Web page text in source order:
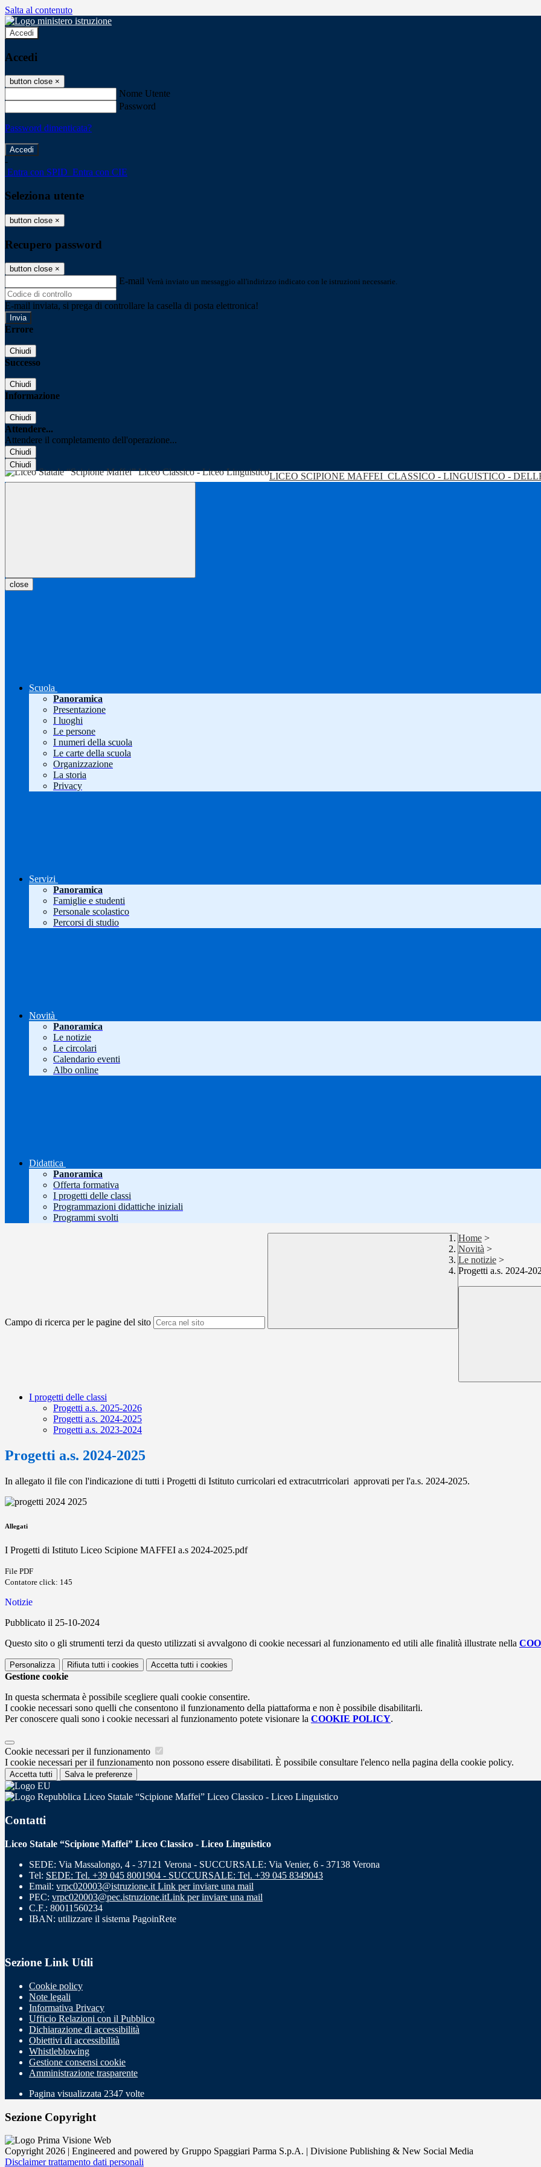
Salta al contenuto
Accedi
Accedi
button close ×
Nome Utente
Password
Password dimenticata?
-
Entra con SPID Entra con CIE
Seleziona utente
button close ×
Recupero password
button close ×
E-mail Verrà inviato un messaggio all'indirizzo indicato con le istruzioni necessarie.
E-mail inviata, si prega di controllare la casella di posta elettronica!
Errore
Chiudi
Successo
Chiudi
Informazione
Chiudi
Attendere...
Attendere il completamento dell'operazione...
Chiudi
Chiudi
LICEO SCIPIONE MAFFEI CLASSICO - LINGUISTICO -
close
Scuola
Panoramica
Presentazione
I luoghi
Le persone
I numeri della scuola
Le carte della scuola
Organizzazione
La storia
Privacy
Servizi
Panoramica
Famiglie e studenti
Personale scolastico
Percorsi di studio
Novità
Panoramica
Le notizie
Le circolari
Calendario eventi
Albo online
Didattica
Panoramica
Offerta formativa
I progetti delle classi
Programmazioni didattiche iniziali
Programmi svolti
Campo di ricerca per le pagine del sito
Home >
Novità >
Le notizie >
Progetti a.s. 2024-
I progetti delle classi
Progetti a.s. 2025-2026
Progetti a.s. 2024-2025
Progetti a.s. 2023-2024
Progetti a.s. 2024-2025
In allegato il file con l'indicazione di tutti i Progetti di Istituto curricolari ed extracutrricolari approvati per l'a.s. 2024-2025.
Allegati
I Progetti di Istituto Liceo Scipione MAFFEI a.s 2024-2025.pdf
File PDF
Contatore click: 145
Notizie
Pubblicato il 25-10-2024
Questo sito o gli strumenti terzi da questo utilizzati si avvalgono di cookie necessari al funzionamento ed utili alle finalità illustrate nella
Personalizza Rifiuta tutti i cookies Accetta tutti i cookies
Gestione cookie
In questa schermata è possibile scegliere quali cookie consentire.
I cookie necessari sono quelli che consentono il funzionamento della piattaforma e non è possibile disabilitarli.
Per conoscere quali sono i cookie necessari al funzionamento potete visionare la COOKIE POLICY.
Cookie necessari per il funzionamento
I cookie necessari per il funzionamento non possono essere disabilitati. È possibile consultare l'elenco nella pagina della cookie policy.
Accetta tutti Salva le preferenze
Liceo Statale “Scipione Maffei” Liceo Classico - Liceo Linguistico
Contatti
Liceo Statale “Scipione Maffei” Liceo Classico - Liceo Linguistico
SEDE: Via Massalongo, 4 - 37121 Verona - SUCCURSALE: Via Venier, 6 - 37138 Verona
Tel: SEDE: Tel. +39 045 8001904 - SUCCURSALE: Tel. +39 045 8349043
Email: vrpc020003@istruzione.it Link per inviare una mail
PEC: vrpc020003@pec.istruzione.itLink per inviare una mail
C.F.: 80011560234
IBAN: utilizzare il sistema PagoinRete
Sezione Link Utili
Cookie policy
Note legali
Informativa Privacy
Ufficio Relazioni con il Pubblico
Dichiarazione di accessibilità
Obiettivi di accessibilità
Whistleblowing
Gestione consensi cookie
Amministrazione trasparente
Pagina visualizzata 2347 volte
Sezione Copyright
Copyright 2026 | Engineered and powered by Gruppo Spaggiari Parma S.p.A. | Divisione Publishing & New Social Media
Disclaimer trattamento dati personali